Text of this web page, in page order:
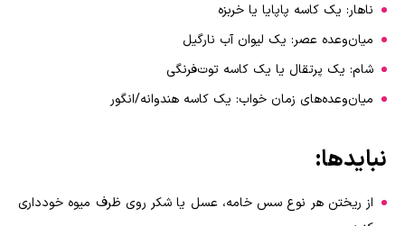
ناهار: یک کاسه پاپایا یا خربزه
میان‌وعده عصر: یک لیوان آب نارگیل
شام: یک پرتقال یا یک کاسه توت‌فرنگی
میان‌وعده‌های زمان خواب: یک کاسه هندوانه/انگور
نبایدها:
از ریختن هر نوع سس خامه، عسل یا شکر روی ظرف میوه خودداری